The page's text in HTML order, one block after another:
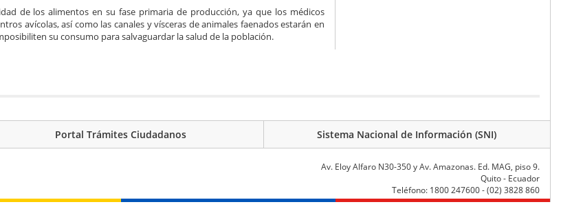
de los alimentos en su fase primaria de producción, ya que los médicos
avícolas, así como las canales y vísceras de animales faenados estarán en
su consumo para salvaguardar la salud de la población.
Portal Trámites Ciudadanos Sistema Nacional de Información (SNI)
Av. Eloy Alfaro N30-350 y Av. Amazonas. Ed. MAG, piso 9.
Quito - Ecuador
Teléfono: 1800 247600 - (02) 3828 860